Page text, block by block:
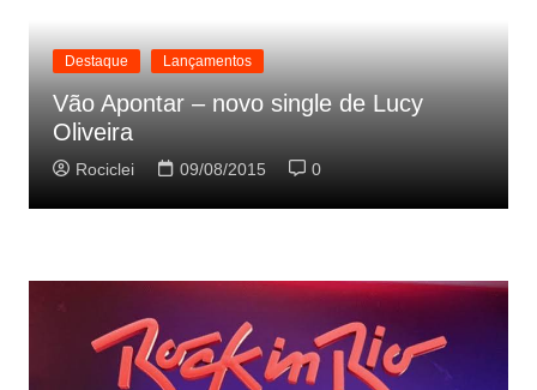
Destaque Lançamentos
Vão Apontar – novo single de Lucy
Oliveira
Rociclei 09/08/2015 0